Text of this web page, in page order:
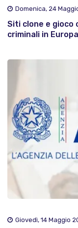
Domenica, 24
Siti clone e gioco
criminali in Europa
Giovedì, 14 Maggio